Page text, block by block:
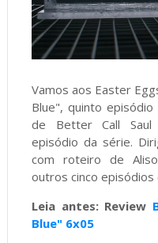
Vamos aos Easter
Blue", quinto
de Better Call Saul
episódio da série.
com roteiro de
outros cinco episódios
Leia antes: Review
Blue" 6x05